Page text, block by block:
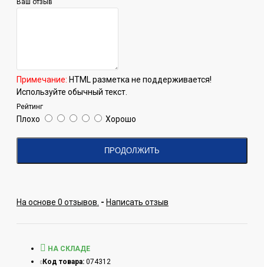
Ваш отзыв
Примечание: HTML разметка не поддерживается!
Используйте обычный текст.
Рейтинг
Плохо Хорошо
ПРОДОЛЖИТЬ
На основе 0 отзывов. - Написать отзыв
НА СКЛАДЕ
Код товара: 074312